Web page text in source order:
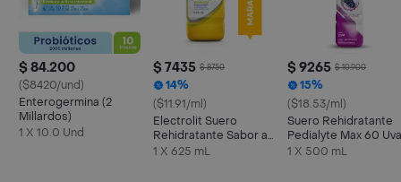
$ 84.200
($8420/und)
Enterogermina (2
Millardos)
1 X 10.0 Und
$ 7435 $ 8750
14%
($11.91/ml)
Electrolit Suero
Rehidratante Sabor a
Maracuyá
1 X 625 mL
$ 9265 $ 10.900
15%
($18.53/ml)
Suero Rehidratante
Pedialyte Max 60 Uva
Frasco 500 mL
1 X 500 mL